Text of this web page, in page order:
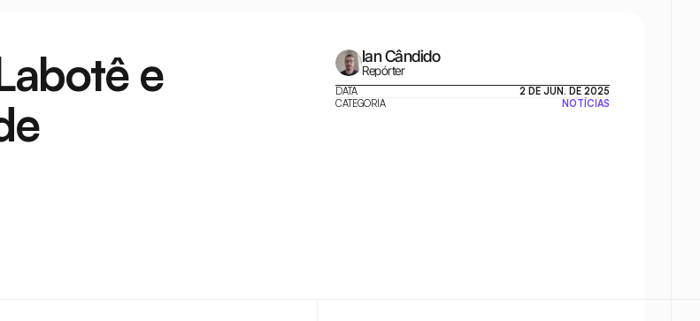
e
Ian Cândido
Repórter
DATA
2 DE JUN. DE 2025
CATEGORIA
NOTÍCIAS